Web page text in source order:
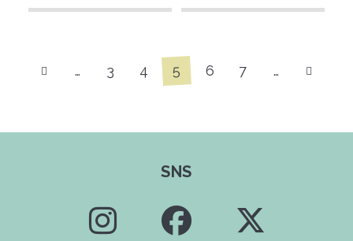
… 3 4 5 6 7 …
SNS